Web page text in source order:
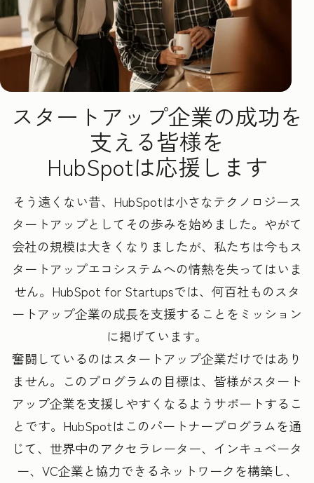
スタートアップ企業の成功を
支える皆様を
HubSpotは応援します
そう遠くない昔、HubSpotは小さなテクノロジース
タートアップとしてその歩みを始めました。やがて
会社の規模は大きくなりましたが、私たちは今もス
タートアップエコシステムへの情熱を失ってはいま
せん。HubSpot for Startupsでは、何百社ものスタ
ートアップ企業の成長を支援することをミッション
に掲げています。
奮闘しているのはスタートアップ企業だけではあり
ません。このプログラムの目標は、皆様がスタート
アップ企業を支援しやすくなるようサポートするこ
とです。HubSpotはこのパートナープログラムを通
じて、世界中のアクセラレーター、インキュベータ
ー、VC企業と協力できるネットワークを構築し、